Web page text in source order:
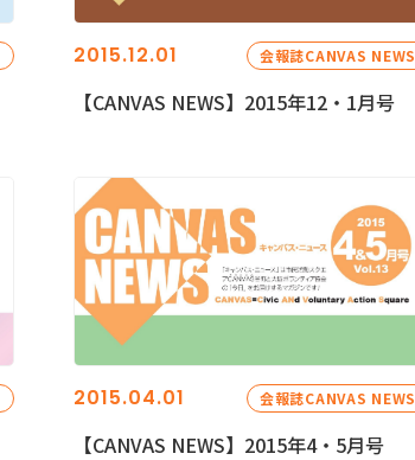
2015.12.01 会報誌CANVAS NEWS
【CANVAS NEWS】2015年12・1月号
2015.04.01 会報誌CANVAS NEWS
【CANVAS NEWS】2015年4・5月号